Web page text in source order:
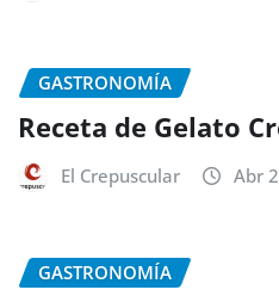
GASTRONOMÍA
Receta de Gelato
El Crepuscular Abr
GASTRONOMÍA